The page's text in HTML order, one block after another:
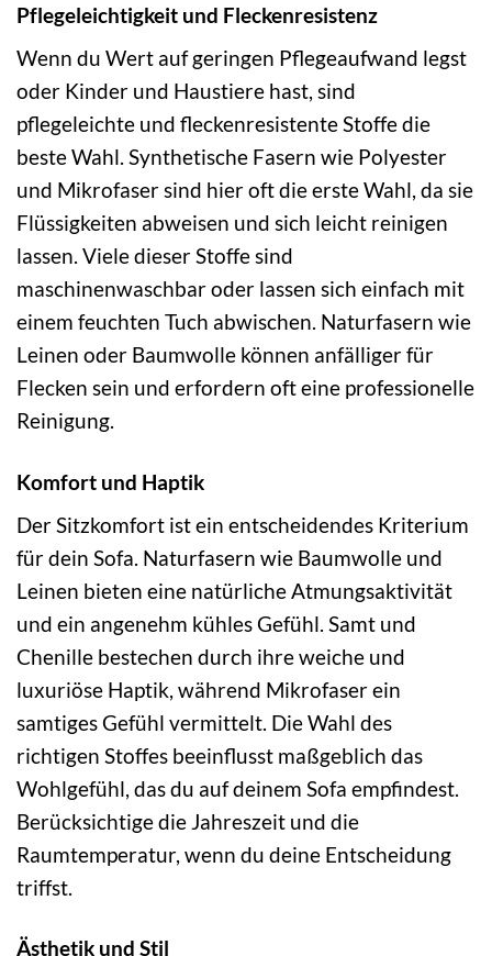
Pflegeleichtigkeit und Fleckenresistenz
Wenn du Wert auf geringen Pflegeaufwand legst
oder Kinder und Haustiere hast, sind
pflegeleichte und fleckenresistente Stoffe die
beste Wahl. Synthetische Fasern wie Polyester
und Mikrofaser sind hier oft die erste Wahl, da sie
Flüssigkeiten abweisen und sich leicht reinigen
lassen. Viele dieser Stoffe sind
maschinenwaschbar oder lassen sich einfach mit
einem feuchten Tuch abwischen. Naturfasern wie
Leinen oder Baumwolle können anfälliger für
Flecken sein und erfordern oft eine professionelle
Reinigung.
Komfort und Haptik
Der Sitzkomfort ist ein entscheidendes Kriterium
für dein Sofa. Naturfasern wie Baumwolle und
Leinen bieten eine natürliche Atmungsaktivität
und ein angenehm kühles Gefühl. Samt und
Chenille bestechen durch ihre weiche und
luxuriöse Haptik, während Mikrofaser ein
samtiges Gefühl vermittelt. Die Wahl des
richtigen Stoffes beeinflusst maßgeblich das
Wohlgefühl, das du auf deinem Sofa empfindest.
Berücksichtige die Jahreszeit und die
Raumtemperatur, wenn du deine Entscheidung
triffst.
Ästhetik und Stil